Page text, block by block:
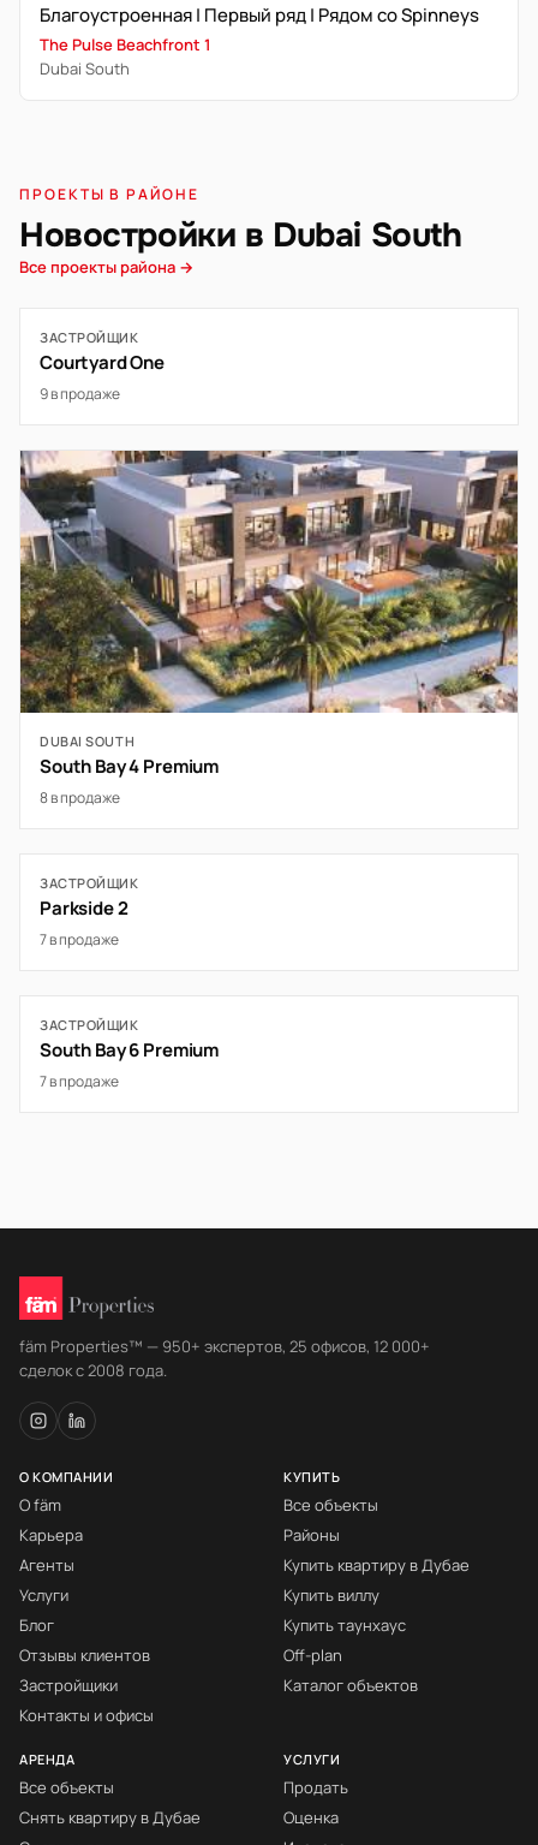
Благоустроенная | Первый ряд | Рядом со Spinneys
The Pulse Beachfront 1
Dubai South
ПРОЕКТЫ В РАЙОНЕ
Новостройки в Dubai South
Все проекты района →
ЗАСТРОЙЩИК
Courtyard One
9 в продаже
DUBAI SOUTH
South Bay 4 Premium
8 в продаже
ЗАСТРОЙЩИК
Parkside 2
7 в продаже
ЗАСТРОЙЩИК
South Bay 6 Premium
7 в продаже
fäm Properties™ — 950+ экспертов, 25 офисов, 12 000+
сделок с 2008 года.
О КОМПАНИИ
О fäm
Карьера
Агенты
Услуги
Блог
Отзывы клиентов
Застройщики
Контакты и офисы
КУПИТЬ
Все объекты
Районы
Купить квартиру в Дубае
Купить виллу
Купить таунхаус
Off-plan
Каталог объектов
АРЕНДА
Все объекты
Снять квартиру в Дубае
УСЛУГИ
Продать
Оценка